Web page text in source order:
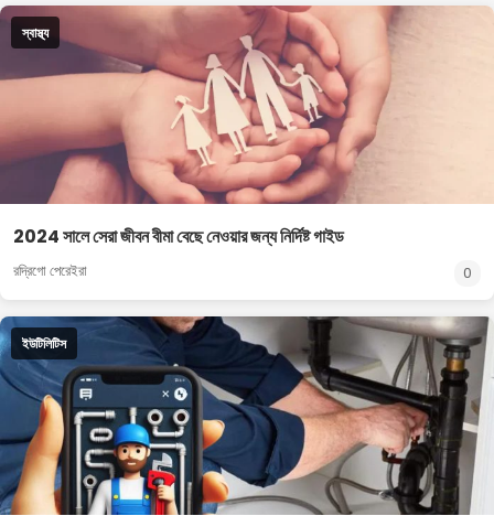
স্বাস্থ্য
2024 সালে সেরা জীবন বীমা বেছে নেওয়ার জন্য নির্দিষ্ট গাইড
রদ্রিগো পেরেইরা 0
ইউটিলিটিস